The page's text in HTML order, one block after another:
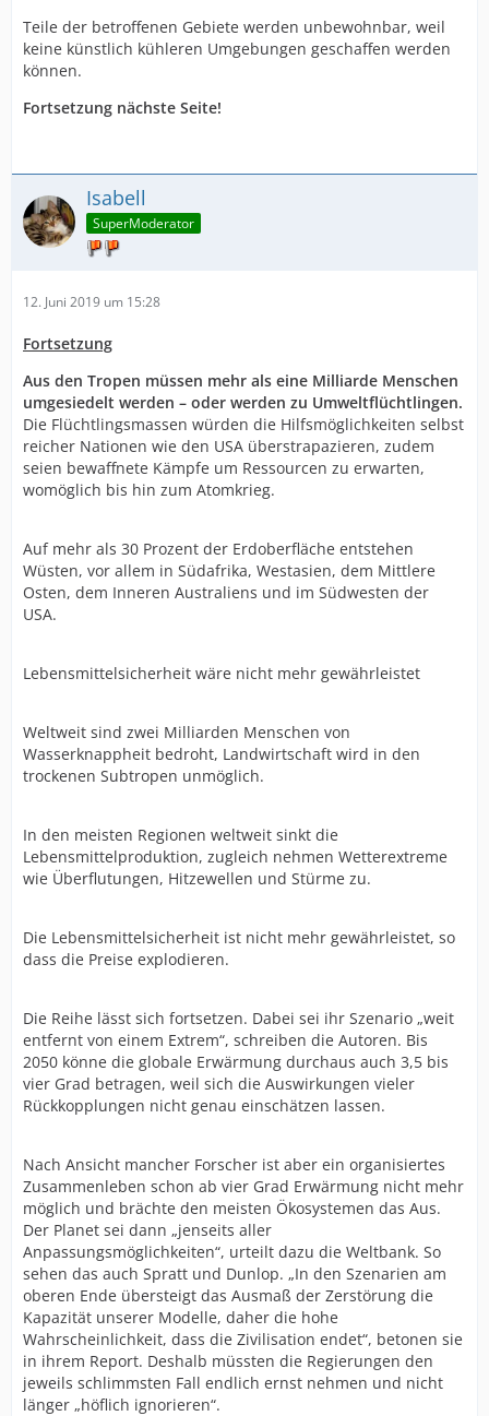
Teile der betroffenen Gebiete werden unbewohnbar, weil
keine künstlich kühleren Umgebungen geschaffen werden
können.
Fortsetzung nächste Seite!
Isabell
SuperModerator
12. Juni 2019 um 15:28
Fortsetzung
Aus den Tropen müssen mehr als eine Milliarde Menschen
umgesiedelt werden – oder werden zu Umweltflüchtlingen.
Die Flüchtlingsmassen würden die Hilfsmöglichkeiten selbst
reicher Nationen wie den USA überstrapazieren, zudem
seien bewaffnete Kämpfe um Ressourcen zu erwarten,
womöglich bis hin zum Atomkrieg.
Auf mehr als 30 Prozent der Erdoberfläche entstehen
Wüsten, vor allem in Südafrika, Westasien, dem Mittlere
Osten, dem Inneren Australiens und im Südwesten der
USA.
Lebensmittelsicherheit wäre nicht mehr gewährleistet
Weltweit sind zwei Milliarden Menschen von
Wasserknappheit bedroht, Landwirtschaft wird in den
trockenen Subtropen unmöglich.
In den meisten Regionen weltweit sinkt die
Lebensmittelproduktion, zugleich nehmen Wetterextreme
wie Überflutungen, Hitzewellen und Stürme zu.
Die Lebensmittelsicherheit ist nicht mehr gewährleistet, so
dass die Preise explodieren.
Die Reihe lässt sich fortsetzen. Dabei sei ihr Szenario „weit
entfernt von einem Extrem“, schreiben die Autoren. Bis
2050 könne die globale Erwärmung durchaus auch 3,5 bis
vier Grad betragen, weil sich die Auswirkungen vieler
Rückkopplungen nicht genau einschätzen lassen.
Nach Ansicht mancher Forscher ist aber ein organisiertes
Zusammenleben schon ab vier Grad Erwärmung nicht mehr
möglich und brächte den meisten Ökosystemen das Aus.
Der Planet sei dann „jenseits aller
Anpassungsmöglichkeiten“, urteilt dazu die Weltbank. So
sehen das auch Spratt und Dunlop. „In den Szenarien am
oberen Ende übersteigt das Ausmaß der Zerstörung die
Kapazität unserer Modelle, daher die hohe
Wahrscheinlichkeit, dass die Zivilisation endet“, betonen sie
in ihrem Report. Deshalb müssten die Regierungen den
jeweils schlimmsten Fall endlich ernst nehmen und nicht
länger „höflich ignorieren“.